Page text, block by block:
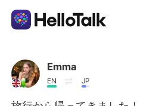
언어 교환 앱
AI Grammar Checker
Emma
EN JP